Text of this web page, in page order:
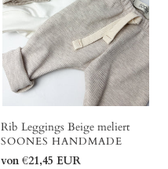
Rib Leggings Beige meliert
VERKÄUFER
SOONES HANDMADE
Normaler
von €21,45 EUR